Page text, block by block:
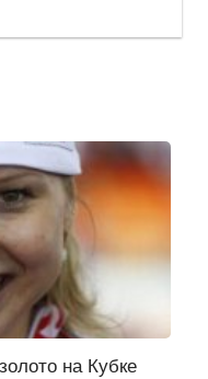
на Кубке